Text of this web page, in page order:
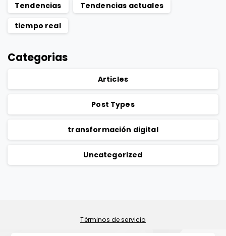
Tendencias
Tendencias actuales
tiempo real
Categorias
Articles
Post Types
transformación digital
Uncategorized
Términos de servicio